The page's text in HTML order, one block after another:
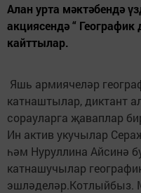
Алан урта мәктәбендә
акциясендә “
кайттылар.
Яшь армиячеләр
катнаштылар, диктант
сорауларга җаваплар
Ин актив укучылар
һәм Нуруллина Айсинә
катнашучылар
эшләделәр.Котлыйбыз.